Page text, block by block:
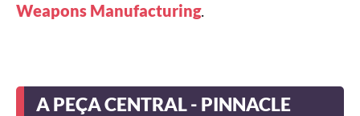
Weapons Manufacturing.
A PEÇA CENTRAL - PINNACLE